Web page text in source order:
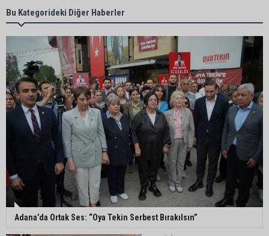
Adana’da taziye evinde silahlı kavga kamerada:
Çok sayıda polis ekibi olay yerine sevk edildi
Adana’da parktaki OED cihazını çalan şüpheli
tutuklandı
Seyhan’da fırın ve pastanelere hijyen denetimi
gerçekleştirildi
Eski polis memuru Ergün Karakaya’nın
öldürüldüğü silahlı kavganın görüntüleri ortaya
çıktı
Bu Kategorideki Diğer Haberler
Adana’da Ortak Ses: “Oya Tekin Serbest Bırakılsın”